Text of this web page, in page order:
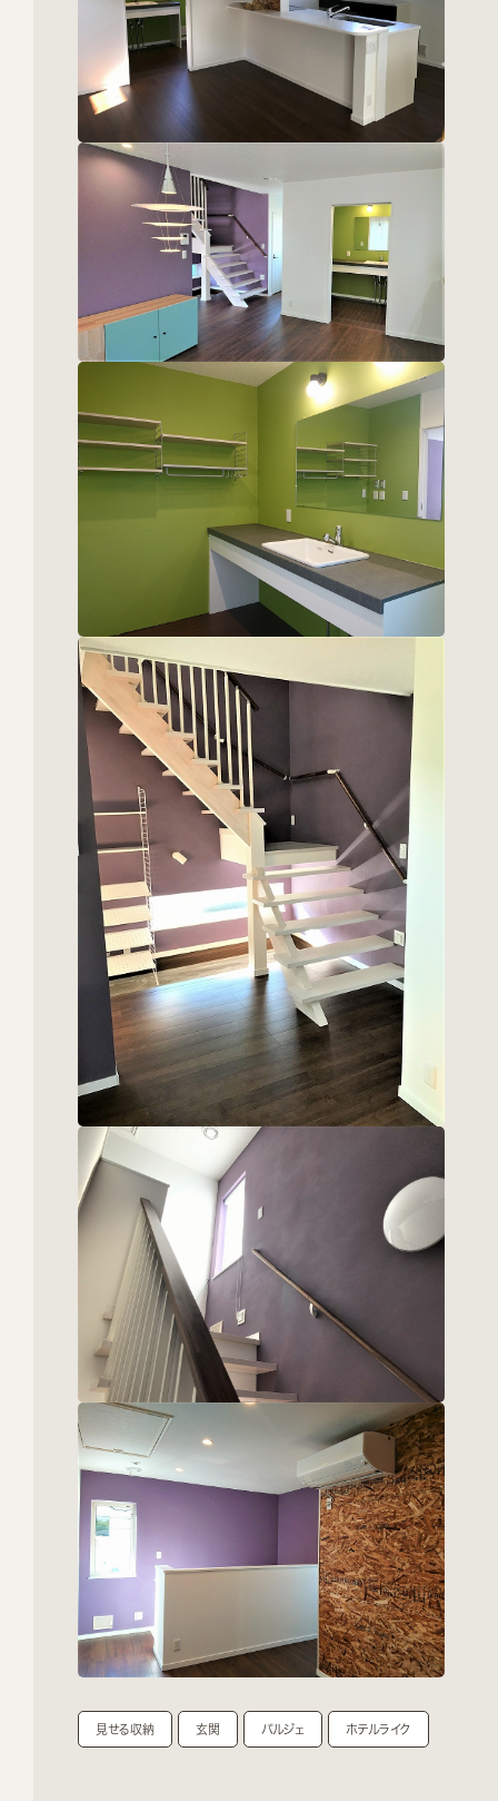
見せる収納 玄関 パルジェ ホテルライク